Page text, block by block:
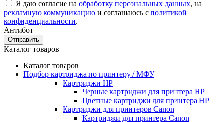
Я даю согласие на обработку персональных данных, на
рекламную коммуникацию и соглашаюсь с политикой
конфиденциальности.
Антибот
Отправить
Каталог товаров
Каталог товаров
Подбор картриджа по принтеру / МФУ
Картриджи HP
Черные картриджи для принтера HP
Цветные картриджи для принтера HP
Картриджи для принтеров Сanon
Картриджи для принтера Сanon